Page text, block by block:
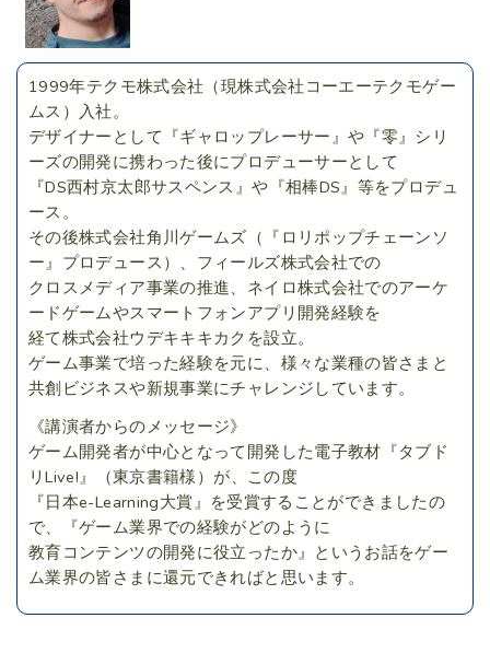
1999年テクモ株式会社（現株式会社コーエーテクモゲー
ムス）入社。
デザイナーとして『ギャロップレーサー』や『零』シリ
ーズの開発に携わった後にプロデューサーとして
『DS西村京太郎サスペンス』や『相棒DS』等をプロデュ
ース。
その後株式会社角川ゲームズ（『ロリポップチェーンソ
ー』プロデュース）、フィールズ株式会社での
クロスメディア事業の推進、ネイロ株式会社でのアーケ
ードゲームやスマートフォンアプリ開発経験を
経て株式会社ウデキキキカクを設立。
ゲーム事業で培った経験を元に、様々な業種の皆さまと
共創ビジネスや新規事業にチャレンジしています。
《講演者からのメッセージ》
ゲーム開発者が中心となって開発した電子教材『タブド
リLive!』（東京書籍様）が、この度
『日本e-Learning大賞』を受賞することができましたの
で、『ゲーム業界での経験がどのように
教育コンテンツの開発に役立ったか』というお話をゲー
ム業界の皆さまに還元できればと思います。